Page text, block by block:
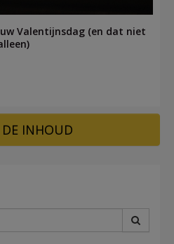
Valentijnsdag (en dat niet
DE INHOUD